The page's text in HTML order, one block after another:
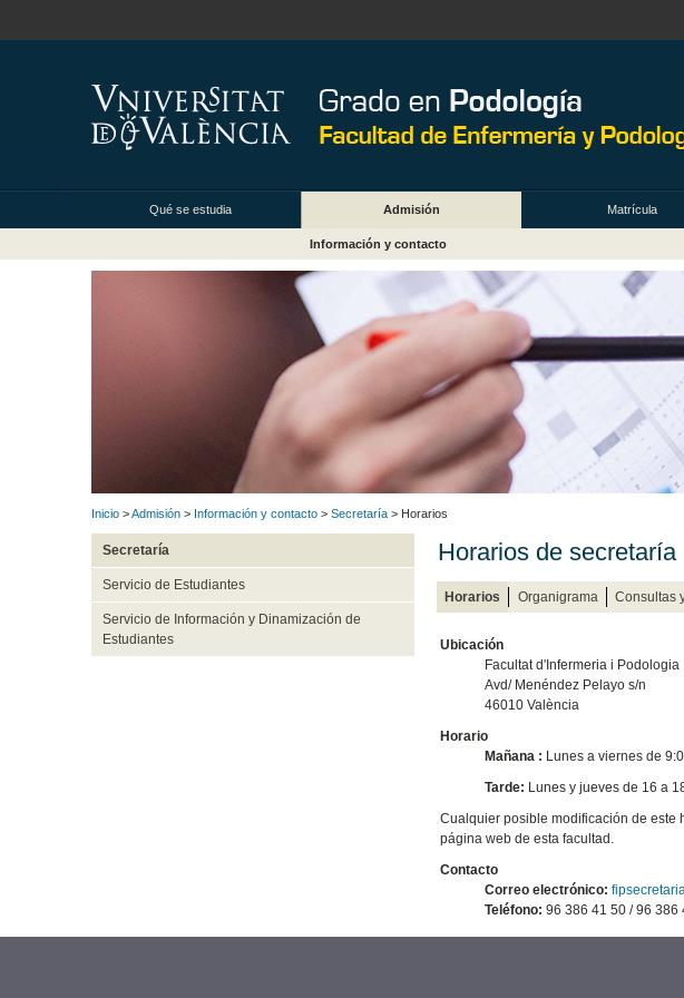
Qué se estudia Admisión Matrícula
Información y contacto
Inicio >Admisión > Información y contacto > Secretaría > Horarios
Secretaría
Servicio de Estudiantes
Servicio de Información y Dinamización de
Estudiantes
Horarios de secretaría
Horarios Organigrama Consultas
Ubicación
Facultat d'Infermeria i Podologia
Avd/ Menéndez Pelayo s/n
46010 València
Horario
Mañana : Lunes a viernes de
Tarde: Lunes y jueves de 16 a
Cualquier posible modificación de este
página web de esta facultad.
Contacto
Correo electrónico:
Teléfono: 96 386 41 50 / 96 386